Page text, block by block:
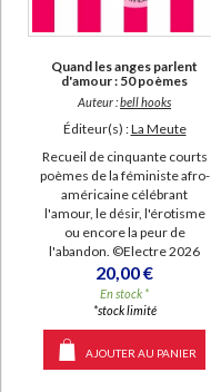
Quand les anges parlent
d'amour : 50 poèmes
Auteur :bell hooks
Éditeur(s) :La Meute
Recueil de cinquante courts
poèmes de la féministe afro-
américaine célébrant
l'amour, le désir, l'érotisme
ou encore la peur de
l'abandon. ©Electre 2026
20,00 €
En stock *
*stock limité
AJOUTER AU PANIER